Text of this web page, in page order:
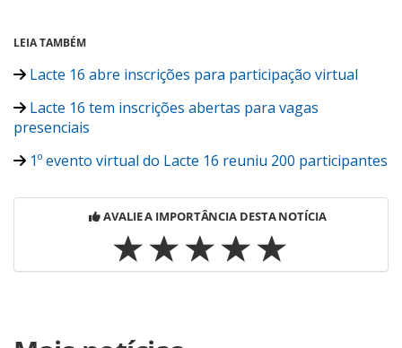
LEIA TAMBÉM
Lacte 16 abre inscrições para participação virtual
Lacte 16 tem inscrições abertas para vagas
presenciais
1º evento virtual do Lacte 16 reuniu 200 participantes
AVALIE A IMPORTÂNCIA DESTA NOTÍCIA